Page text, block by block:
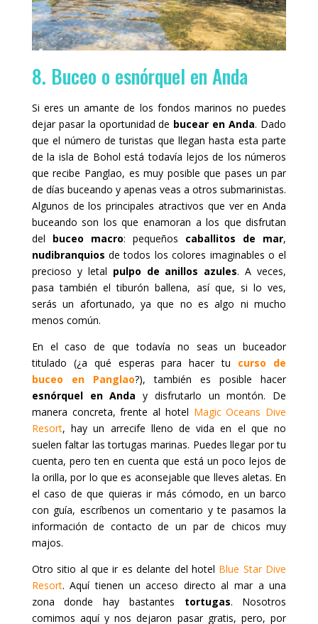
8. Buceo o esnórquel en Anda
Si eres un amante de los fondos marinos no puedes
dejar pasar la oportunidad de bucear en Anda. Dado
que el número de turistas que llegan hasta esta parte
de la isla de Bohol está todavía lejos de los números
que recibe Panglao, es muy posible que pases un par
de días buceando y apenas veas a otros submarinistas.
Algunos de los principales atractivos que ver en Anda
buceando son los que enamoran a los que disfrutan
del buceo macro: pequeños caballitos de mar,
nudibranquios de todos los colores imaginables o el
precioso y letal pulpo de anillos azules. A veces,
pasa también el tiburón ballena, así que, si lo ves,
serás un afortunado, ya que no es algo ni mucho
menos común.
En el caso de que todavía no seas un buceador
titulado (¿a qué esperas para hacer tu curso de
buceo en Panglao?), también es posible hacer
esnórquel en Anda y disfrutarlo un montón. De
manera concreta, frente al hotel Magic Oceans Dive
Resort, hay un arrecife lleno de vida en el que no
suelen faltar las tortugas marinas. Puedes llegar por tu
cuenta, pero ten en cuenta que está un poco lejos de
la orilla, por lo que es aconsejable que lleves aletas. En
el caso de que quieras ir más cómodo, en un barco
con guía, escríbenos un comentario y te pasamos la
información de contacto de un par de chicos muy
majos.
Otro sitio al que ir es delante del hotel Blue Star Dive
Resort. Aquí tienen un acceso directo al mar a una
zona donde hay bastantes tortugas. Nosotros
comimos aquí y nos dejaron pasar gratis, pero, por